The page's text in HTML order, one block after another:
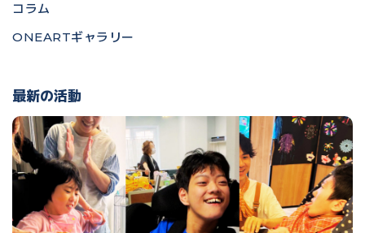
コラム
ONEARTギャラリー
最新の活動